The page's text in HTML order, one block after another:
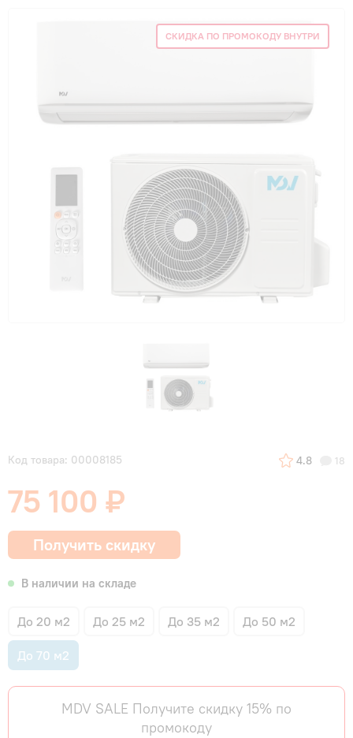
Акции
СКИДКА ПО ПРОМОКОДУ ВНУТРИ
Код товара: 00008185 4.8 18
75 100 ₽
Получить скидку
В наличии на складе
До 20 м2 До 25 м2 До 35 м2 До 50 м2
До 70 м2
MDV SALE Получите скидку 15% по
промокоду